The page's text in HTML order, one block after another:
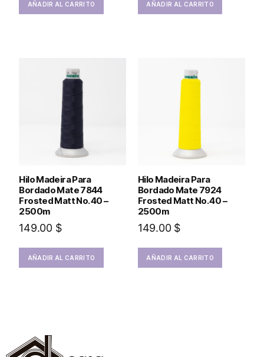
AÑADIR AL CARRITO AÑADIR AL CARRITO
Hilo Madeira Para
Bordado Mate 7844
Frosted Matt No. 40 –
2500m
149.00 $
AÑADIR AL CARRITO
Hilo Madeira Para
Bordado Mate 7924
Frosted Matt No. 40 –
2500m
149.00 $
AÑADIR AL CARRITO